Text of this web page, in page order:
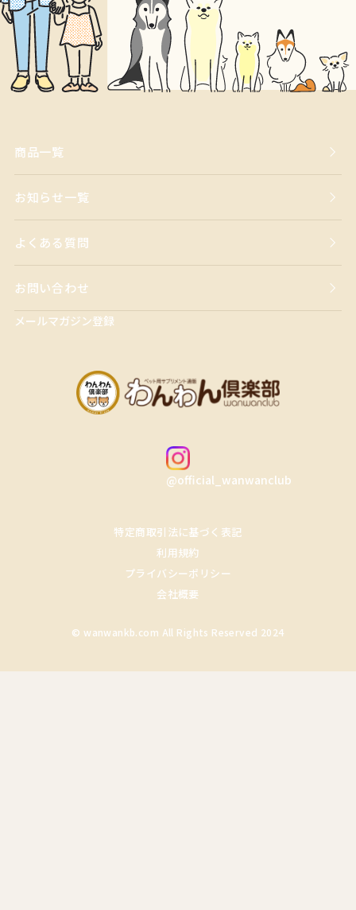
商品一覧
お知らせ一覧
よくある質問
お問い合わせ
メールマガジン登録
@official_wanwanclub
特定商取引法に基づく表記
利用規約
プライバシーポリシー
会社概要
© wanwankb.com All Rights Reserved 2024